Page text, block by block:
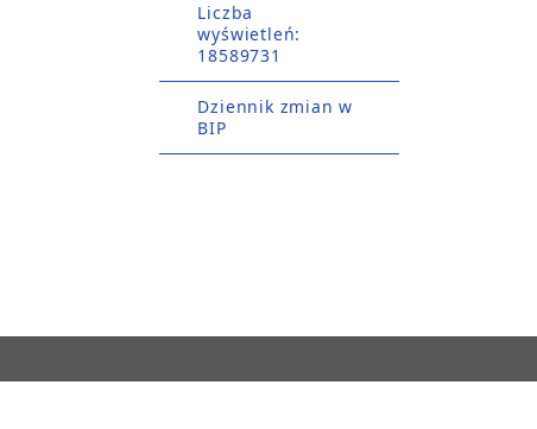
Liczba
wyświetleń:
18589731
Dziennik zmian w
BIP